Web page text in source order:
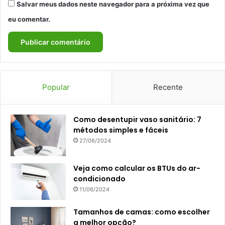
Salvar meus dados neste navegador para a próxima vez que
eu comentar.
Popular Recente
Como desentupir vaso sanitário: 7
métodos simples e fáceis
27/06/2024
Veja como calcular os BTUs do ar-
condicionado
11/06/2024
Tamanhos de camas: como escolher
a melhor opção?